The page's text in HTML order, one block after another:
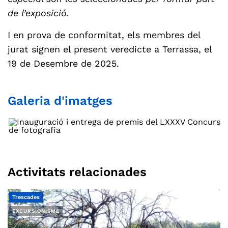
de l’exposició.
I en prova de conformitat, els membres del
jurat signen el present veredicte a Terrassa, el
19 de Desembre de 2025.
Galeria d'imatges
Activitats relacionades
EXCURSIONISME
Trescades